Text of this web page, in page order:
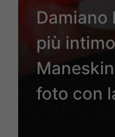
Damiano
più
foto con